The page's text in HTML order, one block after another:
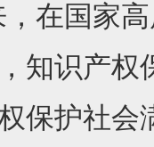
在国家
知识产权
保护社